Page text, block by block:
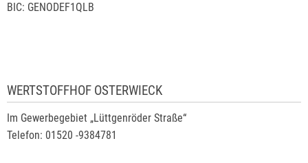
BIC: GENODEF1QLB
WERTSTOFFHOF OSTERWIECK
Im Gewerbegebiet „Lüttgenröder Straße“
Telefon: 01520 -9384781